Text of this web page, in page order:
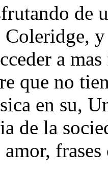
de
Coleridge,
a
que no
en su,
de la
amor,